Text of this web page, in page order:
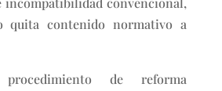
quita contenido normativo a
de reforma